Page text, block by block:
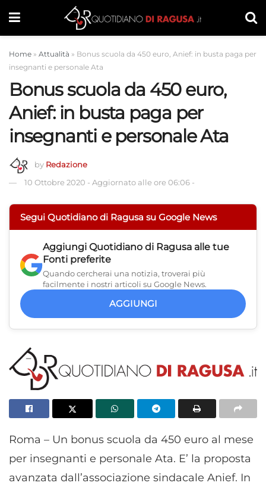
Home » Attualità » Bonus scuola da 450 euro, Anief: in busta paga per
insegnanti e personale Ata
Bonus scuola da 450 euro,
Anief: in busta paga per
insegnanti e personale Ata
by Redazione
10 Ottobre 2020 - Aggiornato alle ore 06:06 -
Segui Quotidiano di Ragusa su Google News
Aggiungi Quotidiano di Ragusa alle tue
Fonti preferite
Quando cercherai una notizia, troverai più
facilmente i nostri articoli su Google News.
AGGIUNGI
Roma – Un bonus scuola da 450 euro al mese
per insegnanti e personale Ata. E’ la proposta
avanzata dall’associazione sindacale Anief. In